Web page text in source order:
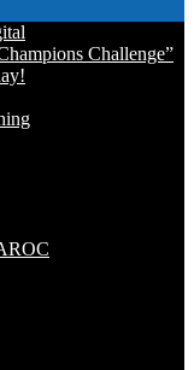
Challenge”